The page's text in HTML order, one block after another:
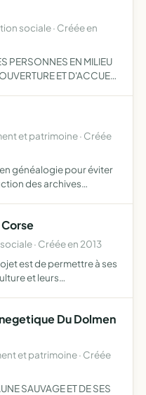
sociale · Créée en
PERSONNES EN MILIEU
ET D'ACCUEIL
- CONT…
et patrimoine · Créée
généalogie pour éviter
des archives
· Créée en 2013
est de permettre à ses
et leurs
Du Dolmen
et patrimoine · Créée
SAUVAGE ET DE SES